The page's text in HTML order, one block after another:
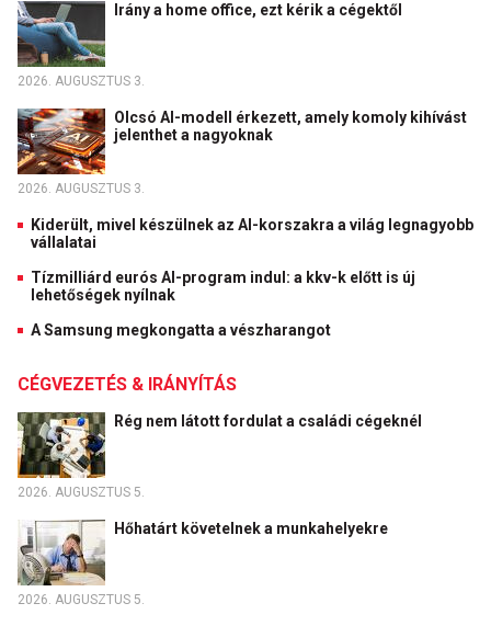
Irány a home office, ezt kérik a cégektől
2026. AUGUSZTUS 3.
Olcsó AI-modell érkezett, amely komoly kihívást
jelenthet a nagyoknak
2026. AUGUSZTUS 3.
Kiderült, mivel készülnek az AI-korszakra a világ legnagyobb
vállalatai
Tízmilliárd eurós AI-program indul: a kkv-k előtt is új
lehetőségek nyílnak
A Samsung megkongatta a vészharangot
CÉGVEZETÉS & IRÁNYÍTÁS
Rég nem látott fordulat a családi cégeknél
2026. AUGUSZTUS 5.
Hőhatárt követelnek a munkahelyekre
2026. AUGUSZTUS 5.